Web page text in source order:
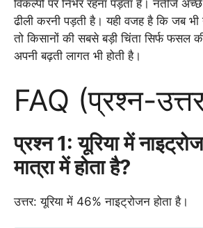
विकल्पों पर निर्भर रहना पड़ता है। नतीजे
ढीली करनी पड़ती है। यही वजह है कि जब भी
तो किसानों की सबसे बड़ी चिंता सिर्फ फसल
अपनी बढ़ती लागत भी होती है।
FAQ (प्रश्न-
प्रश्न 1: यूरिया में
मात्रा में होता है?
उत्तर: यूरिया में 46% नाइट्रोजन होता है।